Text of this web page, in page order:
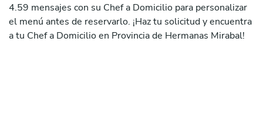
4.59 mensajes con su Chef a Domicilio para personalizar
el menú antes de reservarlo. ¡Haz tu solicitud y encuentra
a tu Chef a Domicilio en Provincia de Hermanas Mirabal!